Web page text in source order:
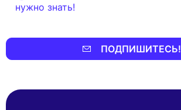
нужно знать!
ПОДПИШИТЕСЬ!